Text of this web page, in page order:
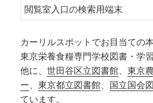
閲覧室入口の検索用端末
カーリルスポットでお目当ての
東京栄養食糧専門学校図書・学
他に、世田谷区立図書館 、東京
ー 、東京都立図書館 国立国会
ています。